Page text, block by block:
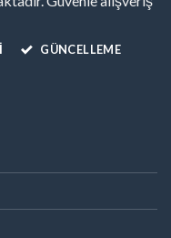
GÜNCELLEME